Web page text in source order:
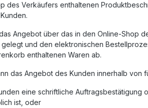
des Verkäufers enthaltenen
Angebot über das in den Online-Shop
und den elektronischen
enthaltenen Waren ab.
das Angebot des Kunden innerhalb von
eine schriftliche
ist, oder